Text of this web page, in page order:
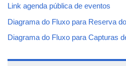
Link agenda pública de eventos
Diagrama do Fluxo para Reserva
Diagrama do Fluxo para Capturas